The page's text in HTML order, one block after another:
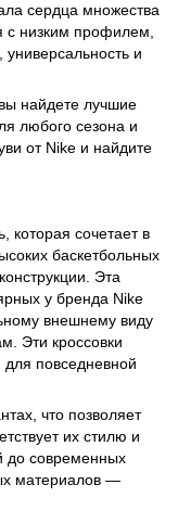
сердца множества
с низким профилем,
универсальность и
вы найдете лучшие
любого сезона и
от Nike и найдите
которая сочетает в
баскетбольных
Эта
у бренда Nike
внешнему виду
Эти кроссовки
для повседневной
что позволяет
их стилю и
до современных
материалов —